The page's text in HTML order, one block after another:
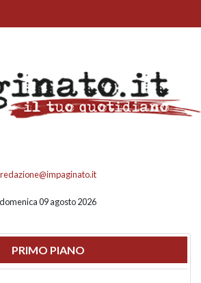
redazione@impaginato.it
domenica 09 agosto 2026
PRIMO PIANO